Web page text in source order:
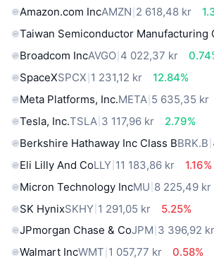
Amazon.com IncAMZN 2 618,48 kr
Taiwan Semiconductor Manufacturing
Broadcom IncAVGO 4 022,37 kr
SpaceXSPCX 1 231,12 kr
12.84%
Meta Platforms, Inc.META 5 635,35 kr
Tesla, Inc.TSLA 3 117,96 kr
2.79%
Berkshire Hathaway Inc Class BBRK.B
Eli Lilly And CoLLY 11 183,86 kr
1.16%
Micron Technology IncMU 8 225,49 kr
SK HynixSKHY 1 291,05 kr
5.25%
JPmorgan Chase & CoJPM 3 396,92 kr
Walmart IncWMT 1 057,77 kr 0.58%